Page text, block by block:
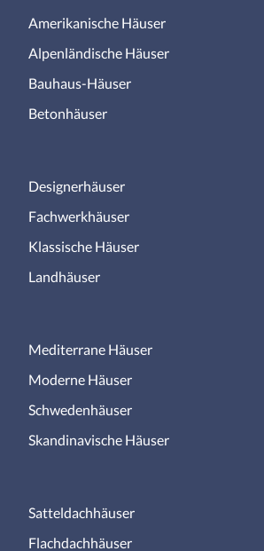
Amerikanische Häuser
Alpenländische Häuser
Bauhaus-Häuser
Betonhäuser
Designerhäuser
Fachwerkhäuser
Klassische Häuser
Landhäuser
Mediterrane Häuser
Moderne Häuser
Schwedenhäuser
Skandinavische Häuser
Satteldachhäuser
Flachdachhäuser